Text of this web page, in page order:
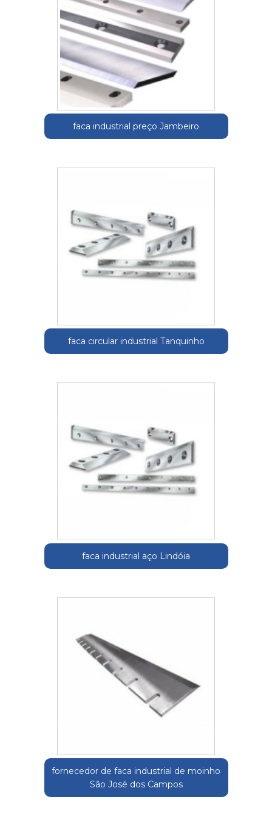
faca industrial preço Jambeiro
faca circular industrial Tanquinho
faca industrial aço Lindóia
fornecedor de faca industrial de moinho
São José dos Campos